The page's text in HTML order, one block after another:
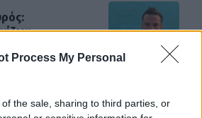
Process My Personal
the sale, sharing to third parties, or